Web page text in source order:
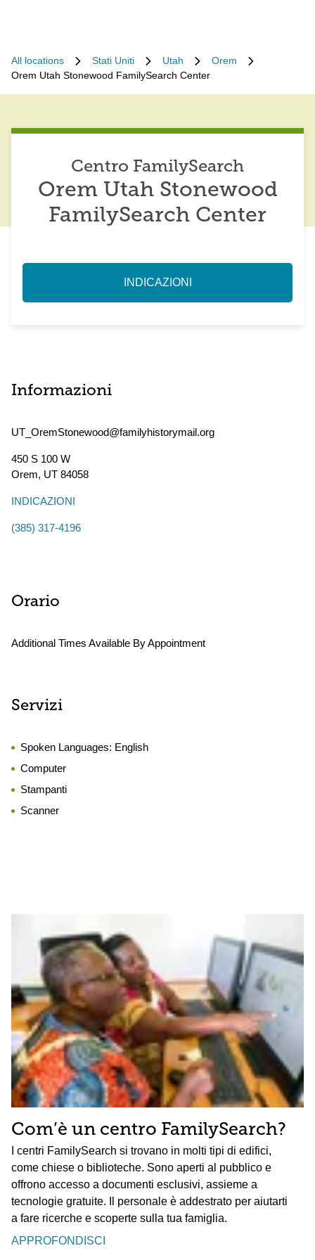
All locations Stati Uniti Utah
Orem
Orem Utah Stonewood FamilySearch Center
Centro FamilySearch
Orem Utah Stonewood
FamilySearch Center
INDICAZIONI
Informazioni
UT_OremStonewood@familyhistorymail.org
450 S 100 W
Orem, UT 84058
INDICAZIONI
(385) 317-4196
Orario
Additional Times Available By Appointment
Servizi
Spoken Languages: English
Computer
Stampanti
Scanner
Com’è un centro FamilySearch?
I centri FamilySearch si trovano in molti tipi di edifici,
come chiese o biblioteche. Sono aperti al pubblico e
offrono accesso a documenti esclusivi, assieme a
tecnologie gratuite. Il personale è addestrato per aiutarti
a fare ricerche e scoperte sulla tua famiglia.
APPROFONDISCI